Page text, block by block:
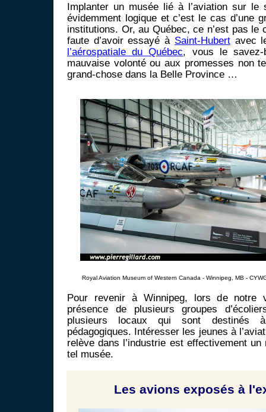
Implanter un musée lié à l’aviation sur le
évidemment logique et c’est le cas d’une
institutions. Or, au Québec, ce n’est pas
faute d’avoir essayé à Saint-Hubertavec
l’aérospatiale du Québec, vous le
mauvaise volonté ou aux promesses non
grand-chose dans la Belle Province …
Royal Aviation Museum of Western Canada - Winnipeg, MB -
Pour revenir à Winnipeg, lors de notre
présence de plusieurs groupes
plusieurs locaux qui sont destinés
pédagogiques. Intéresser les jeunes à
relève dans l’industrie est effectivement un
tel musée.
Les avions exposés à